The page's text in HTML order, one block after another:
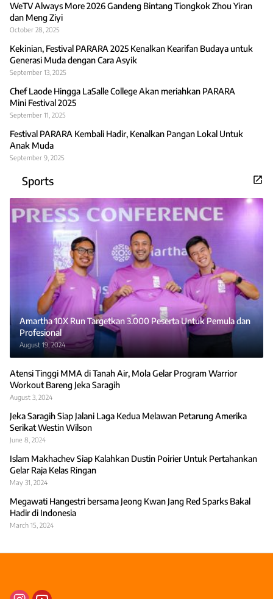
WeTV Always More 2026 Gandeng Bintang Tiongkok Zhou Yiran
dan Meng Ziyi
October 28, 2025
Kekinian, Festival PARARA 2025 Kenalkan Kearifan Budaya untuk
Generasi Muda dengan Cara Asyik
September 13, 2025
Chef Laode Hingga LaSalle College Akan meriahkan PARARA
Mini Festival 2025
September 11, 2025
Festival PARARA Kembali Hadir, Kenalkan Pangan Lokal Untuk
Anak Muda
September 9, 2025
Sports
Amartha 10X Run Targetkan 3.000 Peserta Untuk Pemula dan
Profesional
August 19, 2024
Atensi Tinggi MMA di Tanah Air, Mola Gelar Program Warrior
Workout Bareng Jeka Saragih
August 3, 2024
Jeka Saragih Siap Jalani Laga Kedua Melawan Petarung Amerika
Serikat Westin Wilson
June 8, 2024
Islam Makhachev Siap Kalahkan Dustin Poirier Untuk Pertahankan
Gelar Raja Kelas Ringan
May 31, 2024
Megawati Hangestri bersama Jeong Kwan Jang Red Sparks Bakal
Hadir di Indonesia
March 15, 2024